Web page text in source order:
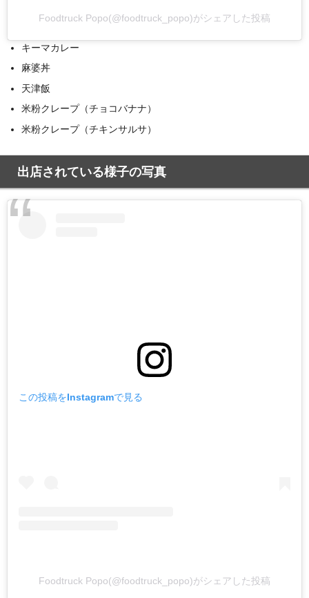
Foodtruck Popo(@foodtruck_popo)がシェアした投稿
キーマカレー
麻婆丼
天津飯
米粉クレープ（チョコバナナ）
米粉クレープ（チキンサルサ）
出店されている様子の写真
この投稿をInstagramで見る
Foodtruck Popo(@foodtruck_popo)がシェアした投稿